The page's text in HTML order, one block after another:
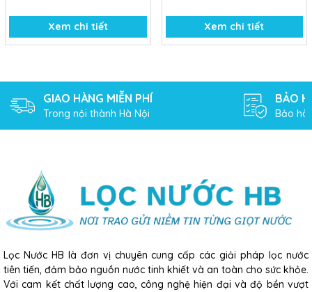
Xem chi tiết Xem chi tiết
GIAO HÀNG MIỄN PHÍ
Trong nội thành Hà Nội
BẢO
Bảo
Lọc Nước HB là đơn vị chuyên cung cấp các giải pháp lọc nước
tiên tiến, đảm bảo nguồn nước tinh khiết và an toàn cho sức khỏe.
Với cam kết chất lượng cao, công nghệ hiện đại và độ bền vượt